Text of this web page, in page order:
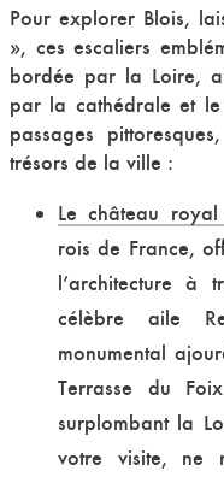
Pour explorer Blois,
», ces escaliers
bordée par la Loire,
par la cathédrale et
passages
trésors de la ville :
Le château
rois de France,
l’architecture à
célèbre aile
monumental
Terrasse du
surplombant la
votre visite, ne